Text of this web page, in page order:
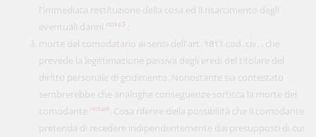
l'immediata restituzione della cosa ed il risarcimento degli
eventuali danni nota3 ;
morte del comodatario ai sensi dell'art. 1811 cod. civ. , che
prevede la legittimazione passiva degli eredi del titolare del
diritto personale di godimento. Nonostante sia contestato
sembrerebbe che analoghe conseguenze sortisca la morte del
comodante nota4
. Cosa riferire della possibilità che il comodante
pretenda di recedere indipendentemente dai presupposti di cui